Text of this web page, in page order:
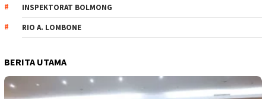
INSPEKTORAT BOLMONG
RIO A. LOMBONE
BERITA UTAMA